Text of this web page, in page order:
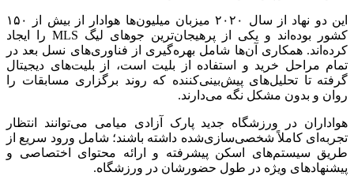
این دو نهاد از سال ۲۰۲۰ میزبان میلیون‌ها هوادار از بیش از ۱۵۰
کشور بوده‌اند و یکی از پرهیجان‌ترین جوهای لیگ MLS را ایجاد
کرده‌اند. همکاری آن‌ها شامل بهره‌گیری از فناوری‌های نسل بعد در
تمام مراحل خرید و استفاده از بلیت است، از بلیت‌های دیجیتال
گرفته تا تحلیل‌های پیش‌بینی‌کننده که روند برگزاری مسابقات را
روان و بدون مشکل نگه می‌دارند.
هواداران در ورزشگاه جدید پارک آزادی میامی می‌توانند انتظار
تجربه‌ای کاملاً شخصی‌سازی‌شده داشته باشند؛ شامل ورود سریع از
طریق سیستم‌های اسکن پیشرفته و ارائه محتوای اختصاصی و
پیشنهادهای ویژه در طول حضورشان در ورزشگاه.